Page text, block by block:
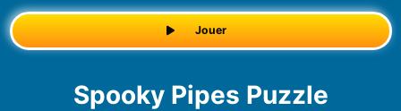
Jouer
Spooky Pipes Puzzle